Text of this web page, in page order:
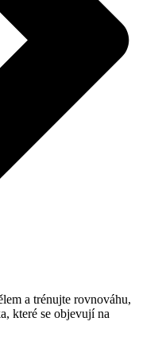
a trénujte rovnováhu,
které se objevují na